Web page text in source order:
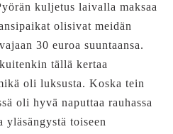
kuljetus laivalla maksaa
olisivat meidän
30 euroa suuntaansa.
tällä kertaa
oli luksusta. Koska tein
oli hyvä naputtaa rauhassa
yläsängystä toiseen